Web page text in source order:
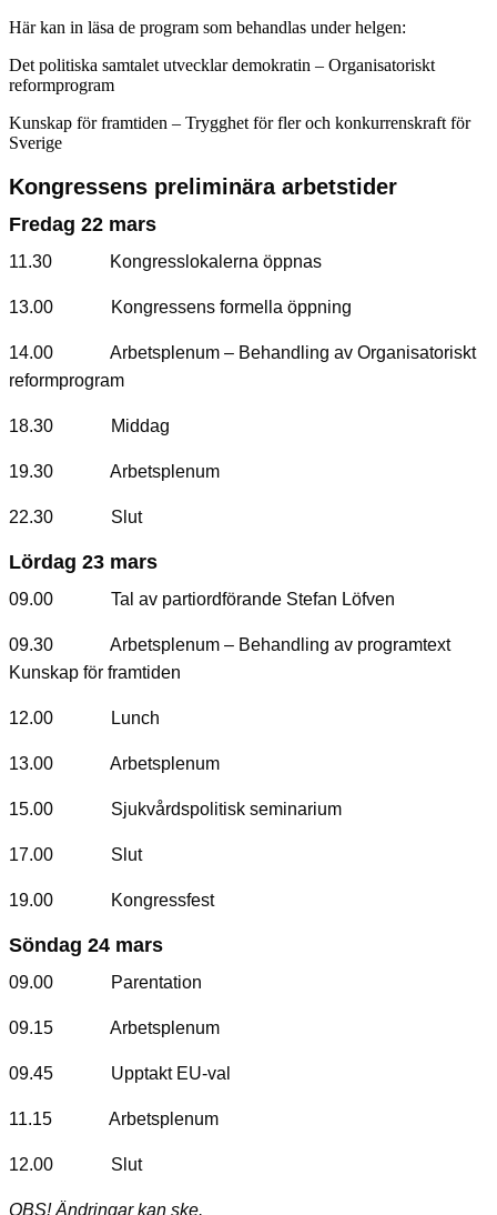
Här kan in läsa de program som behandlas under helgen:
Det politiska samtalet utvecklar demokratin – Organisatoriskt
reformprogram
Kunskap för framtiden – Trygghet för fler och konkurrenskraft för
Sverige
Kongressens preliminära arbetstider
Fredag 22 mars
11.30 Kongresslokalerna öppnas
13.00 Kongressens formella öppning
14.00 Arbetsplenum – Behandling av Organisatoriskt
reformprogram
18.30 Middag
19.30 Arbetsplenum
22.30 Slut
Lördag 23 mars
09.00 Tal av partiordförande Stefan Löfven
09.30 Arbetsplenum – Behandling av programtext
Kunskap för framtiden
12.00 Lunch
13.00 Arbetsplenum
15.00 Sjukvårdspolitisk seminarium
17.00 Slut
19.00 Kongressfest
Söndag 24 mars
09.00 Parentation
09.15 Arbetsplenum
09.45 Upptakt EU-val
11.15 Arbetsplenum
12.00 Slut
OBS! Ändringar kan ske.